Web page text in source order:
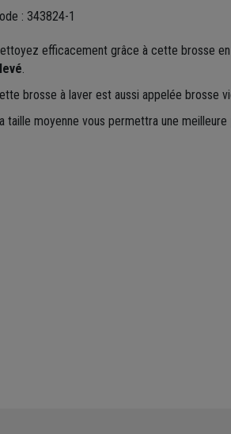
: 343824-1
efficacement grâce à cette brosse
brosse à laver est aussi appelée brosse
taille moyenne vous permettra une meilleure